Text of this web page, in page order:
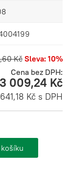
Kč Sleva: 10%
Cena bez DPH:
3 009,24 Kč
Kč s DPH